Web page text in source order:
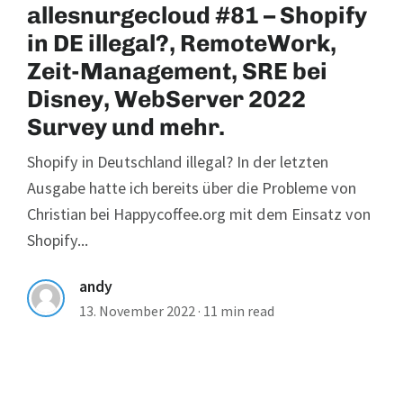
allesnurgecloud #81 – Shopify
in DE illegal?, RemoteWork,
Zeit-Management, SRE bei
Disney, WebServer 2022
Survey und mehr.
Shopify in Deutschland illegal? In der letzten
Ausgabe hatte ich bereits über die Probleme von
Christian bei Happycoffee.org mit dem Einsatz von
Shopify...
andy
13. November 2022 · 11 min read